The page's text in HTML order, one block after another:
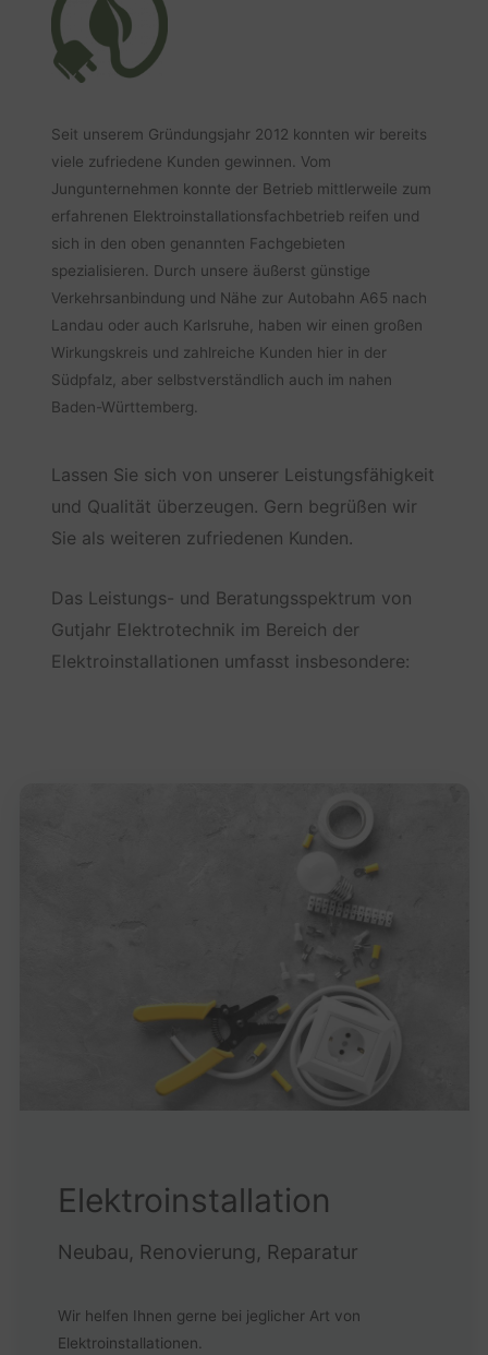
Seit unserem Gründungsjahr 2012 konnten wir bereits
viele zufriedene Kunden gewinnen. Vom
Jungunternehmen konnte der Betrieb mittlerweile zum
erfahrenen Elektroinstallationsfachbetrieb reifen und
sich in den oben genannten Fachgebieten
spezialisieren. Durch unsere äußerst günstige
Verkehrsanbindung und Nähe zur Autobahn A65 nach
Landau oder auch Karlsruhe, haben wir einen großen
Wirkungskreis und zahlreiche Kunden hier in der
Südpfalz, aber selbstverständlich auch im nahen
Baden-Württemberg.
Lassen Sie sich von unserer Leistungsfähigkeit
und Qualität überzeugen. Gern begrüßen wir
Sie als weiteren zufriedenen Kunden.
Das Leistungs- und Beratungsspektrum von
Gutjahr Elektrotechnik im Bereich der
Elektroinstallationen umfasst insbesondere:
Elektroinstallation
Neubau, Renovierung, Reparatur
Wir helfen Ihnen gerne bei jeglicher Art von
Elektroinstallationen.